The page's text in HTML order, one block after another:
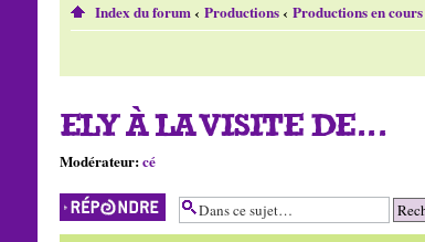
Index du forum‹ Productions‹ Productions en cours
ELY À LA VISITE DE...
Modérateur:cé
Répondre